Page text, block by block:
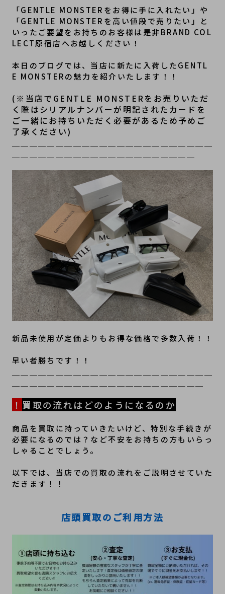
「GENTLE MONSTERをお得に手に入れたい」や
「GENTLE MONSTERを高い値段で売りたい」と
いったご要望をお持ちのお客様は是非BRAND COL
LECT原宿店へお越しください！
本日のブログでは、当店に新たに入荷したGENTL
E MONSTERの魅力を紹介いたします！！
(※当店でGENTLE MONSTERをお売りいただ
く際はシリアルナンバーが明記されたカードを
ご一緒にお持ちいただく必要があるため予めご
了承ください)
新品未使用が定価よりもお得な価格で多数入荷！！
早い者勝ちです！！
！ 買取の流れはどのようになるのか
商品を買取に持っていきたいけど、特別な手続きが
必要になるのでは？など不安をお持ちの方もいらっ
しゃることでしょう。
以下では、当店での買取の流れをご説明させていた
だきます！！
店頭買取のご利用方法